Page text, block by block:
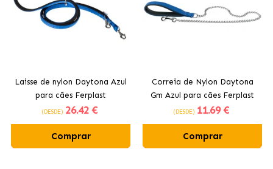
Laisse de nylon Daytona Azul
para cães Ferplast
(DESDE) 26.42 €
Comprar
Correia de Nylon Daytona
Gm Azul para cães Ferplast
(DESDE) 11.69 €
Comprar